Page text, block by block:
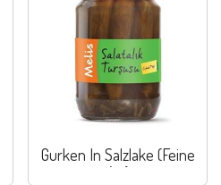
Gurken In Salzlake (Feine
Art)